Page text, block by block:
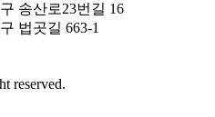
송산로23번길 16
법곳길 663-1
reserved.